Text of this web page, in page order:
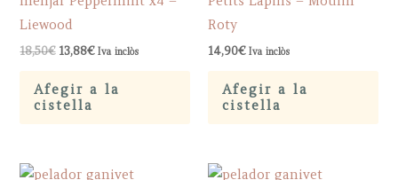
Liewood
18,50€ Original
was:
18,50€.
13,88€Current
is:
13,88€.
Iva inclòs
Afegir a la
cistella
Roty
14,90€ Iva inclòs
Afegir a la
cistella